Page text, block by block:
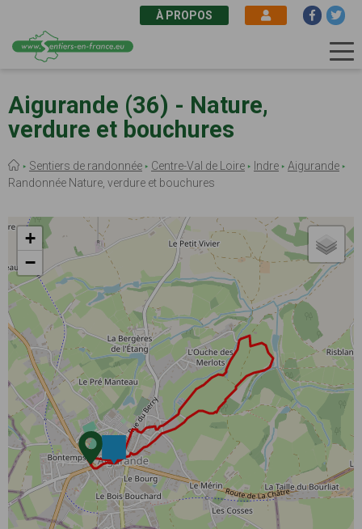
contenu
principal
À PROPOS
Aigurande (36) - Nature,
verdure et bouchures
Fil
d'Ariane
Sentiers de randonnée Centre-Val de Loire Indre
Aigurande
Randonnée Nature, verdure et bouchures
+
−